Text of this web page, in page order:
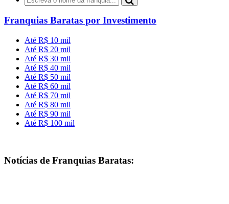
Franquias Baratas por Investimento
Até R$ 10 mil
Até R$ 20 mil
Até R$ 30 mil
Até R$ 40 mil
Até R$ 50 mil
Até R$ 60 mil
Até R$ 70 mil
Até R$ 80 mil
Até R$ 90 mil
Até R$ 100 mil
Notícias de Franquias Baratas: